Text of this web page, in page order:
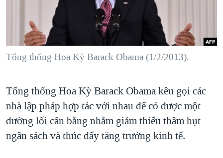
NGƯỜI VIỆT HẢI NGOẠI
ĐỜI SỐNG
KINH TẾ
KHOA HỌC
THỂ THAO
GIÁO DỤC
HÀNH TRÌNH BẦU CỬ 2024
MỘT NĂM CHIẾN TRANH TẠI DẢI GAZA
GIẢI MÃ VÀNH ĐAI & CON ĐƯỜNG
TRỊNH VĨNH BÌNH - NGƯỜI HẠ 'BÊN THẮNG CUỘC'
GROUND ZERO – XƯA VÀ NAY
CHI PHÍ CHIẾN TRANH AFGHANISTAN
NGHE
MẠNG XÃ HỘI
Ngôn ngữ khác
Tổng thống Hoa Kỳ Barack Obama (1/2/2013).
Tổng thống Hoa Kỳ Barack Obama kêu gọi các
nhà lập pháp hợp tác với nhau để có được một
đường lối cân bằng nhằm giảm thiểu thâm hụt
ngân sách và thúc đẩy tăng trưởng kinh tế.